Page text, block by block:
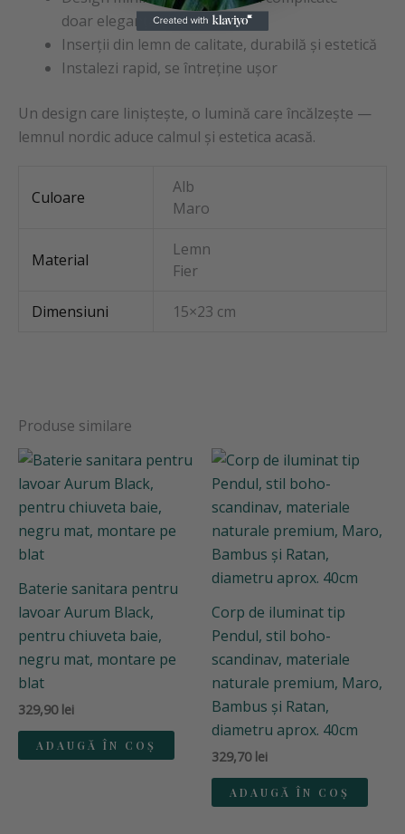
doar eleganță și simplitate
Inserții din lemn de calitate, durabilă și estetică
Instalezi rapid, se întreține ușor
Un design care liniștește, o lumină care încălzește —
lemnul nordic aduce calmul și estetica acasă.
Culoare
Alb
Maro
Material
Lemn
Fier
Dimensiuni 15×23 cm
Produse similare
Baterie sanitara pentru
lavoar Aurum Black,
pentru chiuveta baie,
negru mat, montare pe
blat
329,90 lei
ADAUGĂ ÎN COȘ
Corp de iluminat tip
Pendul, stil boho-
scandinav, materiale
naturale premium, Maro,
Bambus și Ratan,
diametru aprox. 40cm
329,70 lei
ADAUGĂ ÎN COȘ